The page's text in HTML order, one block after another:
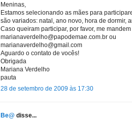
Meninas,
Estamos selecionando as mães para
são variados: natal, ano novo, hora de dormir,
Caso queiram participar, por favor, me
marianaverdelho@papodemae.com.br ou
marianaverdelho@gmail.com
Aguardo o contato de vocês!
Obrigada
Mariana Verdelho
pauta
28 de setembro de 2009 às 17:30
Be@ disse...